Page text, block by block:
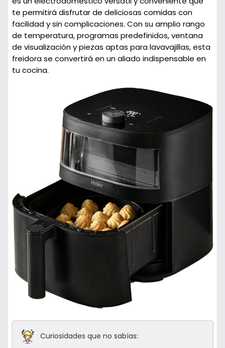
te permitirá disfrutar de deliciosas comidas con
facilidad y sin complicaciones. Con su amplio rango
de temperatura, programas predefinidos, ventana
de visualización y piezas aptas para lavavajillas, esta
freidora se convertirá en un aliado indispensable en
tu cocina.
Curiosidades que no sabías: